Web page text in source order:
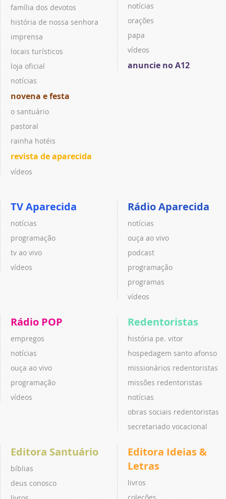
família dos devotos
história de nossa senhora
imprensa
locais turísticos
loja oficial
notícias
novena e festa
o santuário
pastoral
rainha hotéis
revista de aparecida
vídeos
notícias
orações
papa
vídeos
anuncie no A12
TV Aparecida
notícias
programação
tv ao vivo
vídeos
Rádio Aparecida
notícias
ouça ao vivo
podcast
programação
programas
vídeos
Rádio POP
empregos
notícias
ouça ao vivo
programação
vídeos
Redentoristas
história pe. vitor
hospedagem santo afonso
missionários redentoristas
missões redentoristas
notícias
obras sociais redentoristas
secretariado vocacional
Editora Santuário
bíblias
deus conosco
Editora Ideias &
Letras
livros